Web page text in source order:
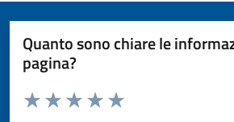
Quanto sono chiare le
pagina?
Valuta da 1 a 5 stelle la pagina